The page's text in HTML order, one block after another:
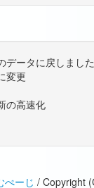
データに戻しまし
変更
の高速化
ぺーじ / Copyright